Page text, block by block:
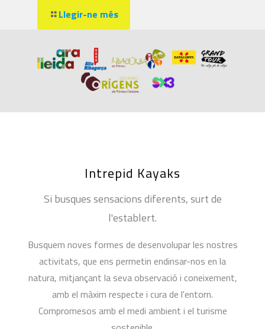
Llegir-ne més
Intrepid Kayaks
Si busques sensacions diferents, surt de
l'establert.
Busquem noves formes de desenvolupar les nostres
activitats, que ens permetin endinsar-nos en la
natura, mitjançant la seva observació i coneixement,
amb el màxim respecte i cura de l'entorn.
Compromesos amb el medi ambient i el turisme